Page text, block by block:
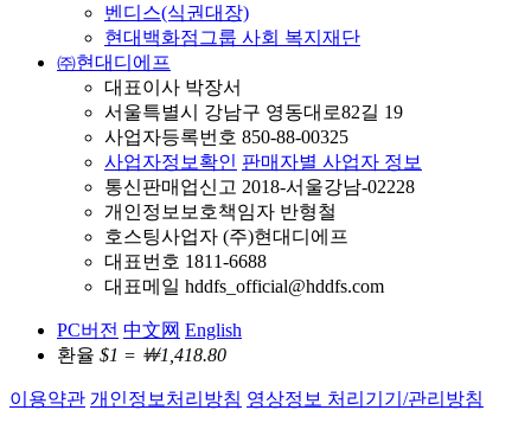
벤디스(식권대장)
현대백화점그룹 사회 복지재단
㈜현대디에프
대표이사 박장서
서울특별시 강남구 영동대로82길 19
사업자등록번호 850-88-00325
사업자정보확인 판매자별 사업자 정보
통신판매업신고 2018-서울강남-02228
개인정보보호책임자 반형철
호스팅사업자 (주)현대디에프
대표번호 1811-6688
대표메일 hddfs_official@hddfs.com
PC버전 中文网 English
환율 $1 = ￦1,418.80
이용약관 개인정보처리방침 영상정보 처리기기/관리방침